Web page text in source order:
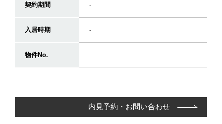
契約期間 -
入居時期 -
物件No.
内見予約・お問い合わせ